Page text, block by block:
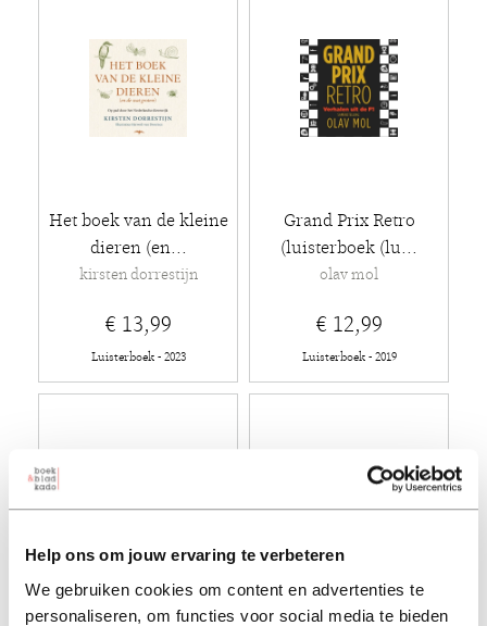
Help ons om jouw ervaring te verbeteren
We gebruiken cookies om content en advertenties te
personaliseren, om functies voor social media te bieden
Het boek van de kleine
dieren (en...
kirsten dorrestijn
€ 13,99
Luisterboek - 2023
Grand Prix Retro
(luisterboek (lu...
olav mol
€ 12,99
Luisterboek - 2019